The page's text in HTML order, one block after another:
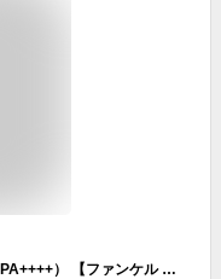
サンガード50+ プロテクトUV （SPF50+・PA++++） 【ファンケル 公式】[FANCL 日焼け止め 日焼けどめ uv 無添加 ウォータープルーフ 全身用 紫外線対策 化粧品 ボディ 乾燥 uvミルク メイク下地 化粧下地 下地 ノンケミカル]